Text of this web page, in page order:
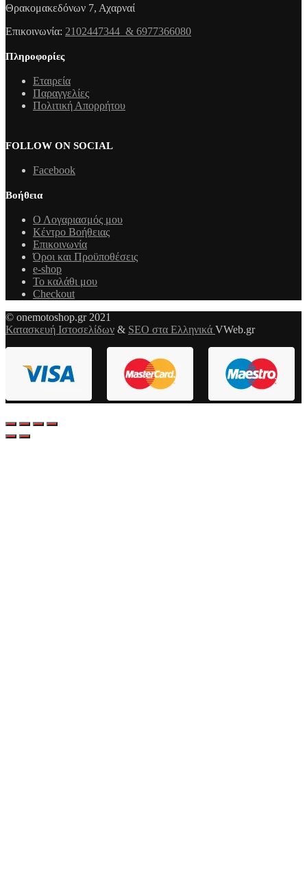
Θρακομακεδόνων 7, Αχαρναί
Επικοινωνία: 2102447344 & 6977366080
Πληροφορίες
Εταιρεία
Παραγγελίες
Πολιτική Απορρήτου
FOLLOW ON SOCIAL
Facebook
Βοήθεια
Ο Λογαριασμός μου
Κέντρο Βοήθειας
Επικοινωνία
Όροι και Προϋποθέσεις
e-shop
Το καλάθι μου
Checkout
© onemotoshop.gr 2021
Κατασκευή Ιστοσελίδων & SEO στα Ελληνικά VWeb.gr